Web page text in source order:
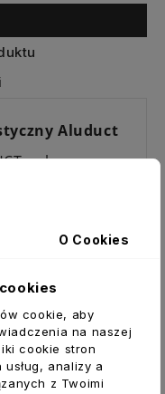
Aluduct
wykonany
poliestrowej
drutem
w mm
+ 140 ° C
w zależności
O Cookies
cookie, aby
na naszej
cookie stron
analizy a
z Twoimi